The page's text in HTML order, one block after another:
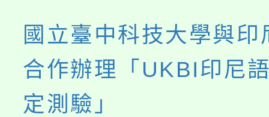
國立臺中科技大學與印
合作辦理「UKBI印尼
定測驗」